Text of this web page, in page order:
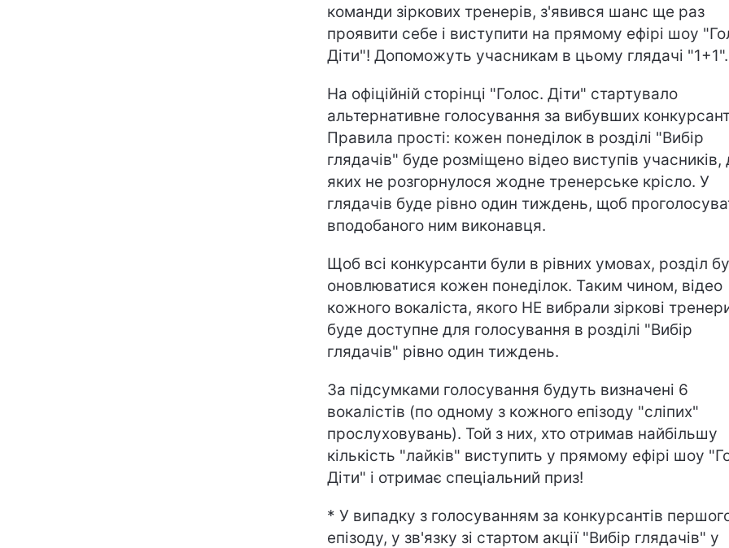
команди зіркових тренерів, з'явився шанс ще раз
проявити себе і виступити на прямому ефірі шоу
Діти"! Допоможуть учасникам в цьому глядачі "1+1".
На офіційній сторінці "Голос. Діти" стартувало
альтернативне голосування за вибувших
Правила прості: кожен понеділок в розділі "Вибір
глядачів" буде розміщено відео виступів учасників,
яких не розгорнулося жодне тренерське крісло. У
глядачів буде рівно один тиждень, щоб
вподобаного ним виконавця.
Щоб всі конкурсанти були в рівних умовах, розділ
оновлюватися кожен понеділок. Таким чином, відео
кожного вокаліста, якого НЕ вибрали зіркові
буде доступне для голосування в розділі "Вибір
глядачів" рівно один тиждень.
За підсумками голосування будуть визначені 6
вокалістів (по одному з кожного епізоду "сліпих"
прослуховувань). Той з них, хто отримав найбільшу
кількість "лайків" виступить у прямому ефірі шоу
Діти" і отримає спеціальний приз!
* У випадку з голосуванням за конкурсантів
епізоду, у зв'язку зі стартом акції "Вибір глядачів" у